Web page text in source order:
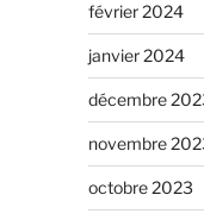
février 2024
janvier 2024
décembre
novembre
octobre 2023